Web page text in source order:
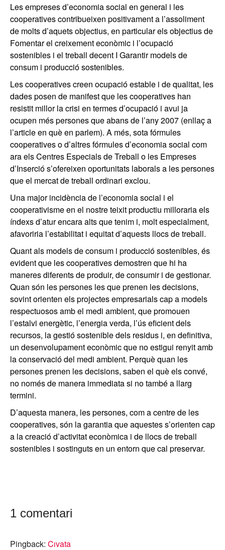
Les empreses d’economia social en general i les
cooperatives contribueixen positivament a l’assoliment
de molts d’aquets objectius, en particular els objectius de
Fomentar el creixement econòmic i l’ocupació
sostenibles i el treball decent I Garantir models de
consum i producció sostenibles.
Les cooperatives creen ocupació estable i de qualitat, les
dades posen de manifest que les cooperatives han
resistit millor la crisi en termes d’ocupació i avui ja
ocupen més persones que abans de l’any 2007 (enllaç a
l’article en què en parlem). A més, sota fórmules
cooperatives o d’altres fórmules d’economia social com
ara els Centres Especials de Treball o les Empreses
d’Inserció s’ofereixen oportunitats laborals a les persones
que el mercat de treball ordinari exclou.
Una major incidència de l’economia social i el
cooperativisme en el nostre teixit productiu milloraria els
índexs d’atur encara alts que tenim i, molt especialment,
afavoriria l’estabilitat i equitat d’aquests llocs de treball.
Quant als models de consum i producció sostenibles, és
evident que les cooperatives demostren que hi ha
maneres diferents de produir, de consumir i de gestionar.
Quan són les persones les que prenen les decisions,
sovint orienten els projectes empresarials cap a models
respectuosos amb el medi ambient, que promouen
l’estalvi energètic, l’energia verda, l’ús eficient dels
recursos, la gestió sostenible dels residus i, en definitiva,
un desenvolupament econòmic que no estigui renyit amb
la conservació del medi ambient. Perquè quan les
persones prenen les decisions, saben el què els convé,
no només de manera immediata si no també a llarg
termini.
D’aquesta manera, les persones, com a centre de les
cooperatives, són la garantia que aquestes s’orienten cap
a la creació d’activitat econòmica i de llocs de treball
sostenibles i sostinguts en un entorn que cal preservar.
1 comentari
Pingback: Cıvata